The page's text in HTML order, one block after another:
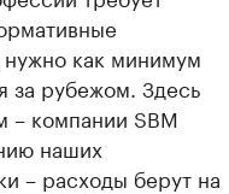
как минимум
за рубежом. Здесь
– компании SBM
наших
– расходы берут на